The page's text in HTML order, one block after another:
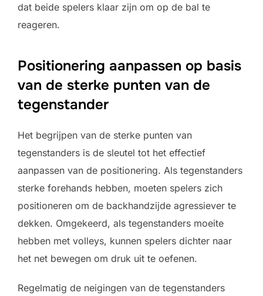
dat beide spelers klaar zijn om op de bal te
reageren.
Positionering aanpassen op basis
van de sterke punten van de
tegenstander
Het begrijpen van de sterke punten van
tegenstanders is de sleutel tot het effectief
aanpassen van de positionering. Als tegenstanders
sterke forehands hebben, moeten spelers zich
positioneren om de backhandzijde agressiever te
dekken. Omgekeerd, als tegenstanders moeite
hebben met volleys, kunnen spelers dichter naar
het net bewegen om druk uit te oefenen.
Regelmatig de neigingen van de tegenstanders